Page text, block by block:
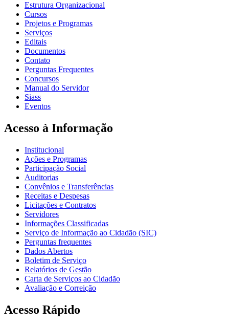
Estrutura Organizacional
Cursos
Projetos e Programas
Serviços
Editais
Documentos
Contato
Perguntas Frequentes
Concursos
Manual do Servidor
Siass
Eventos
Acesso à Informação
Institucional
Ações e Programas
Participação Social
Auditorias
Convênios e Transferências
Receitas e Despesas
Licitações e Contratos
Servidores
Informações Classificadas
Serviço de Informação ao Cidadão (SIC)
Perguntas frequentes
Dados Abertos
Boletim de Serviço
Relatórios de Gestão
Carta de Serviços ao Cidadão
Avaliação e Correição
Acesso Rápido